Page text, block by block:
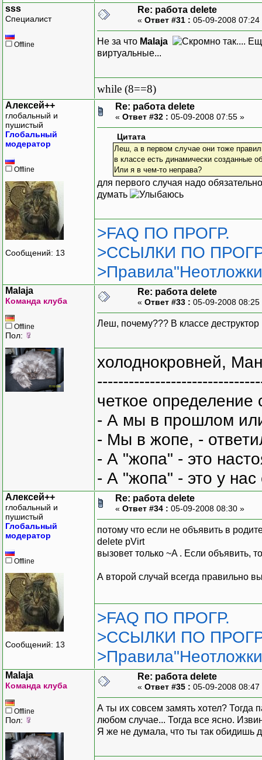
sss
Специалист
Offline
Re: работа delete
« Ответ #31 : 05-09-2008
Не за что Malaja
.
виртуальные...
while (8==8)
Алексей++
глобальный и
пушистый
Глобальный
модератор
Offline
Сообщений: 13
Re: работа delete
« Ответ #32 : 05-09-2008 07:55 »
Цитата
Леш, а в первом случае они тоже
в классе есть динамически созданные
Или я в чем-то неправа?
для первого случая надо
думать
>FAQ ПО ПРОГР.
>ССЫЛКИ ПО
Malaja
Команда клуба
Offline
Пол:
Re: работа delete
« Ответ #33 : 05-09-2008
Леш, почему??? В классе
холоднокровней,
четкое
- А мы в прошлом
- Мы в жопе, -
- А "жопа" - это
- А "жопа" - это у
Алексей++
глобальный и
пушистый
Глобальный
модератор
Offline
Сообщений: 13
Re: работа delete
« Ответ #34 : 05-09-2008 08:30 »
потому что если не объявить в
delete pVirt
вызовет только ~A . Если объявить,
А второй случай всегда правильно
>FAQ ПО ПРОГР.
>ССЫЛКИ ПО
Malaja
Команда клуба
Offline
Пол:
Re: работа delete
« Ответ #35 : 05-09-2008
А ты их совсем замять хотел? Тогда
любом случае... Тогда все ясно.
Я же не думала, что ты так обидишь